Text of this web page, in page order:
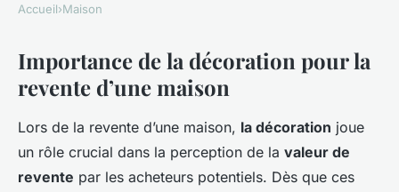
Accueil›Maison
Importance de la décoration pour la
revente d’une maison
Lors de la revente d’une maison, la décoration joue
un rôle crucial dans la perception de la valeur de
revente par les acheteurs potentiels. Dès que ces